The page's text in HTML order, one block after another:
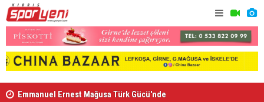
Emmanuel Ernest Mağusa Türk Gücü'nde